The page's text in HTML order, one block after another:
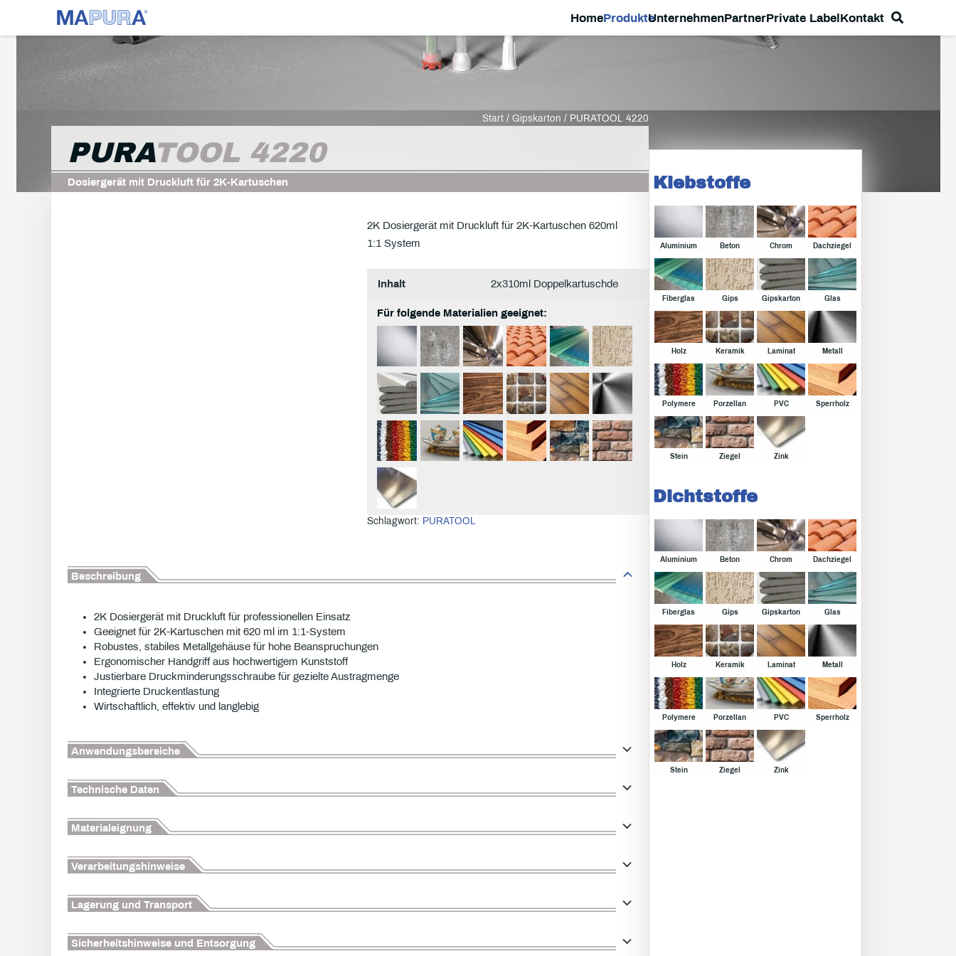
HomeProdukteUnternehmenPartnerPrivate LabelKontakt
Start / Gipskarton / PURATOOL 4220
PURATOOL 4220
Dosiergerät mit Druckluft für 2K-Kartuschen
2K Dosiergerät mit Druckluft für 2K-Kartuschen 620ml
1:1 System
Inhalt 2x310ml Doppelkartuschde
Für folgende Materialien geeignet:
Schlagwort: PURATOOL
Beschreibung
2K Dosiergerät mit Druckluft für professionellen Einsatz
Geeignet für 2K-Kartuschen mit 620 ml im 1:1-System
Robustes, stabiles Metallgehäuse für hohe Beanspruchungen
Ergonomischer Handgriff aus hochwertigem Kunststoff
Justierbare Druckminderungsschraube für gezielte Austragmenge
Integrierte Druckentlastung
Wirtschaftlich, effektiv und langlebig
Anwendungsbereiche
Technische Daten
Materialeignung
Verarbeitungshinweise
Lagerung und Transport
Sicherheitshinweise und Entsorgung
Klebstoffe
Aluminium Beton Chrom Dachziegel
Fiberglas Gips Gipskarton Glas
Holz Keramik Laminat Metall
Polymere Porzellan PVC Sperrholz
Stein Ziegel Zink
Dichtstoffe
Aluminium Beton Chrom Dachziegel
Fiberglas Gips Gipskarton Glas
Holz Keramik Laminat Metall
Polymere Porzellan PVC Sperrholz
Stein Ziegel Zink